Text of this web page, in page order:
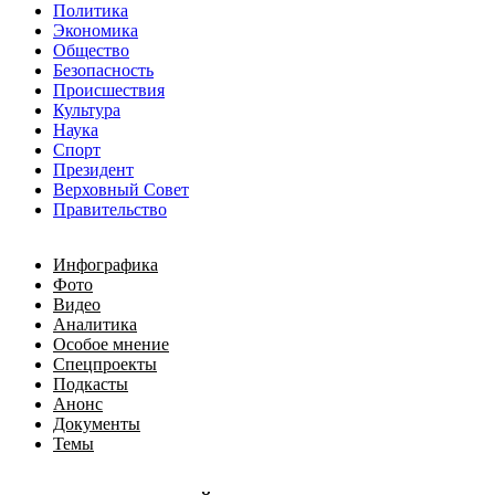
Политика
Экономика
Общество
Безопасность
Происшествия
Культура
Наука
Спорт
Президент
Верховный Совет
Правительство
Инфографика
Фото
Видео
Аналитика
Особое мнение
Спецпроекты
Подкасты
Анонс
Документы
Темы